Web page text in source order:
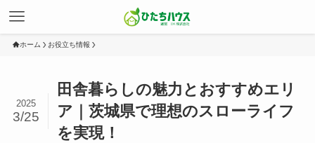
ホーム お役立ち情報
田舎暮らしの魅力とおすすめエリ
ア｜茨城県で理想のスローライフ
を実現！
2025
3/25